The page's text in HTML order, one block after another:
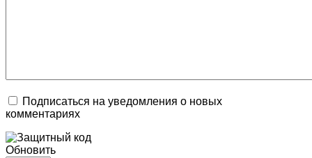
Подписаться на уведомления о новых
комментариях
Обновить